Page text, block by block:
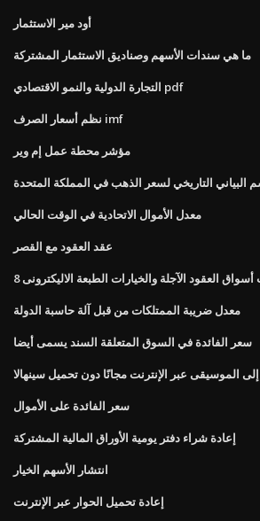
أود مير الاستثمار
ما هي سندات الأسهم وصناديق الاستثمار المشتركة
التجارة الدولية والنمو الاقتصادي pdf
نظم أسعار الصرف imf
مؤشر محطة عمل إم وير
البياني التاريخي لسعر الذهب في المملكة المتحدة
معدل الأموال الاتحادية في الوقت الحالي
عقد العقود مع القصر
معدل ضريبة الممتلكات من قبل آلة حاسبة الدولة
سعر الفائدة في السوق المتعلقة السند يسمى أيضا
إلى الموسيقى عبر الإنترنت مجانًا دون تحميل سينهالا
سعر الفائدة على الأموال
إعادة شراء دفتر يومية الأوراق المالية المشتركة
انتشار الأسهم الخيار
إعادة تحميل الحوار عبر الإنترنت